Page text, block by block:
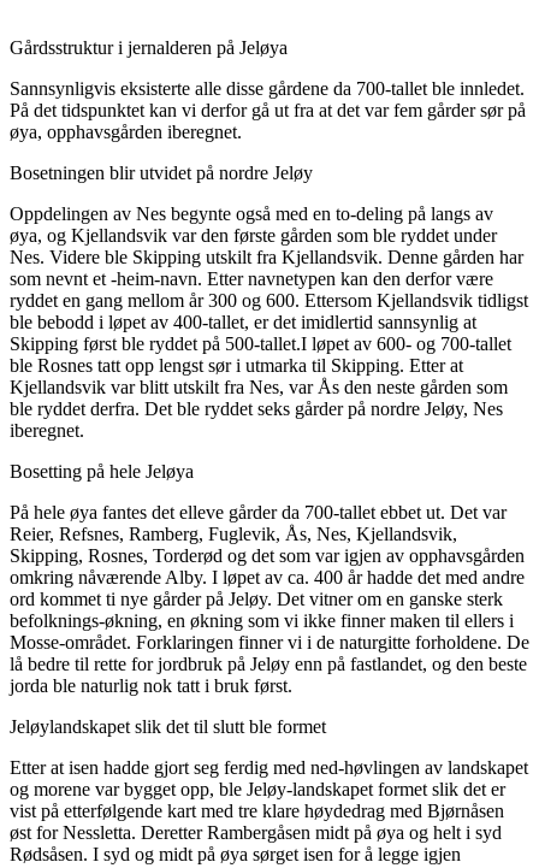
Gårdsstruktur i jernalderen på Jeløya
Sannsynligvis eksisterte alle disse gårdene da 700-tallet ble innledet.
På det tidspunktet kan vi derfor gå ut fra at det var fem gårder sør på
øya, opphavsgården iberegnet.
Bosetningen blir utvidet på nordre Jeløy
Oppdelingen av Nes begynte også med en to-deling på langs av
øya, og Kjellandsvik var den første gården som ble ryddet under
Nes. Videre ble Skipping utskilt fra Kjellandsvik. Denne gården har
som nevnt et -heim-navn. Etter navnetypen kan den derfor være
ryddet en gang mellom år 300 og 600. Ettersom Kjellandsvik tidligst
ble bebodd i løpet av 400-tallet, er det imidlertid sannsynlig at
Skipping først ble ryddet på 500-tallet.I løpet av 600- og 700-tallet
ble Rosnes tatt opp lengst sør i utmarka til Skipping. Etter at
Kjellandsvik var blitt utskilt fra Nes, var Ås den neste gården som
ble ryddet derfra. Det ble ryddet seks gårder på nordre Jeløy, Nes
iberegnet.
Bosetting på hele Jeløya
På hele øya fantes det elleve gårder da 700-tallet ebbet ut. Det var
Reier, Refsnes, Ramberg, Fuglevik, Ås, Nes, Kjellandsvik,
Skipping, Rosnes, Torderød og det som var igjen av opphavsgården
omkring nåværende Alby. I løpet av ca. 400 år hadde det med andre
ord kommet ti nye gårder på Jeløy. Det vitner om en ganske sterk
befolknings-økning, en økning som vi ikke finner maken til ellers i
Mosse-området. Forklaringen finner vi i de naturgitte forholdene. De
lå bedre til rette for jordbruk på Jeløy enn på fastlandet, og den beste
jorda ble naturlig nok tatt i bruk først.
Jeløylandskapet slik det til slutt ble formet
Etter at isen hadde gjort seg ferdig med ned-høvlingen av landskapet
og morene var bygget opp, ble Jeløy-landskapet formet slik det er
vist på etterfølgende kart med tre klare høydedrag med Bjørnåsen
øst for Nessletta. Deretter Rambergåsen midt på øya og helt i syd
Rødsåsen. I syd og midt på øya sørget isen for å legge igjen